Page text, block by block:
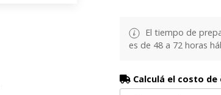
El tiempo de
es de 48 a 72 horas
Calculá el costo de